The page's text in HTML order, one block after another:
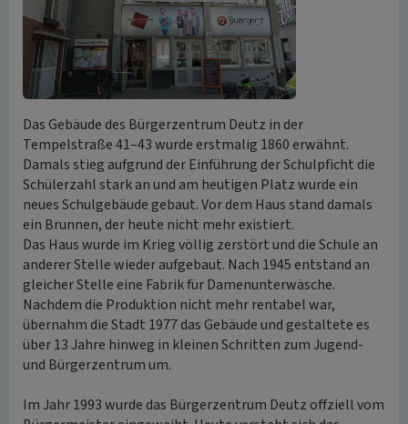
Das Gebäude des Bürgerzentrum Deutz in der
Tempelstraße 41–43 wurde erstmalig 1860 erwähnt.
Damals stieg aufgrund der Einführung der Schulpficht die
Schülerzahl stark an und am heutigen Platz wurde ein
neues Schulgebäude gebaut. Vor dem Haus stand damals
ein Brunnen, der heute nicht mehr existiert.
Das Haus wurde im Krieg völlig zerstört und die Schule an
anderer Stelle wieder aufgebaut. Nach 1945 entstand an
gleicher Stelle eine Fabrik für Damenunterwäsche.
Nachdem die Produktion nicht mehr rentabel war,
übernahm die Stadt 1977 das Gebäude und gestaltete es
über 13 Jahre hinweg in kleinen Schritten zum Jugend-
und Bürgerzentrum um.
Im Jahr 1993 wurde das Bürgerzentrum Deutz offziell vom